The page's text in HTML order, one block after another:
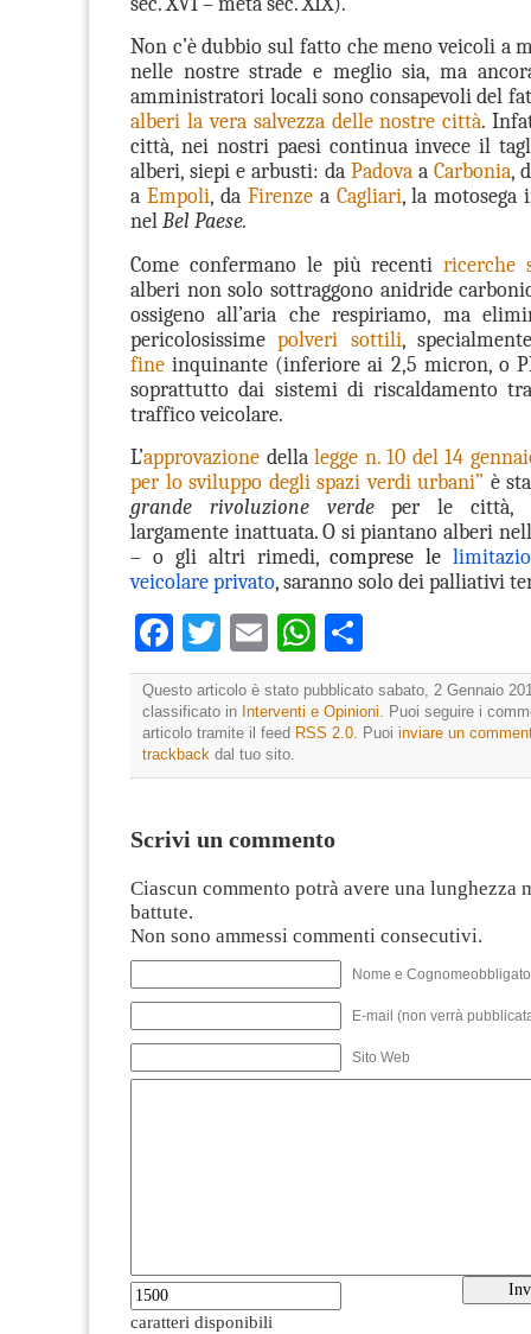
Non c’è dubbio sul fatto che meno veicoli a
nelle nostre strade e meglio sia, ma
amministratori locali sono consapevoli del
alberi la vera salvezza delle nostre città.
città, nei nostri paesi continua invece il
alberi, siepi e arbusti: da Padova a Carbonia,
a Empoli, da Firenzea Cagliari, la motosega
nel Bel Paese.
Come confermano le più recentiricerche
alberi non solo sottraggono anidride
ossigeno all’aria che respiriamo, ma
pericolosissimepolveri sottili,
fine inquinante (inferiore ai 2,5 micron, o
soprattutto dai sistemi di riscaldamento
traffico veicolare.
L’approvazione dellalegge n. 10 del 14
per lo sviluppo degli spazi verdi urbani” è
grande
rivoluzione verdeper le città,
largamente inattuata. O si piantano alberi
– o gli altri rimedi,comprese le
veicolare privato, saranno solo dei palliativi
Facebook
TwitterEmailWhatsApp
Questo articolo è stato pubblicato sabato, 2 Gennaio
classificato in Interventi e Opinioni. Puoi seguire i
articolo tramite il feed RSS 2.0. Puoi inviare un
trackback dal tuo sito.
Scrivi un commento
Ciascun commento potrà avere una lunghezza
battute.
Non sono ammessi commenti consecutivi.
Nome e
E-mail (non verrà
Sito Web
caratteri disponibili